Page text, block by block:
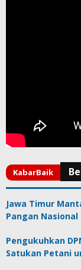
Jawa Timur
Pangan Nasional
Pengukuhkan
Satukan Petani